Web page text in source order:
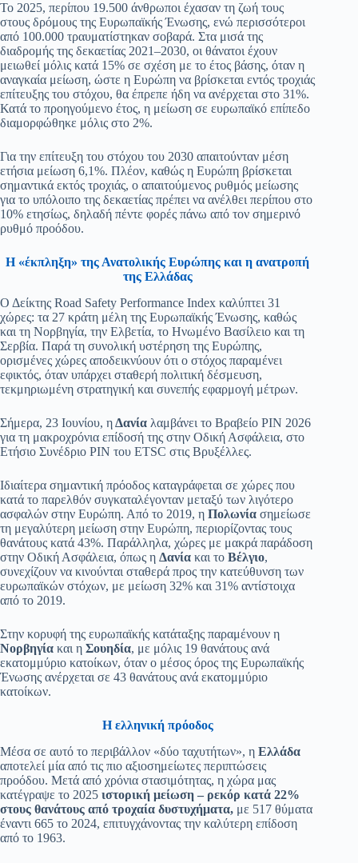
Το 2025, περίπου 19.500 άνθρωποι έχασαν τη ζωή τους
στους δρόμους της Ευρωπαϊκής Ένωσης, ενώ περισσότεροι
από 100.000 τραυματίστηκαν σοβαρά. Στα μισά της
διαδρομής της δεκαετίας 2021–2030, οι θάνατοι έχουν
μειωθεί μόλις κατά 15% σε σχέση με το έτος βάσης, όταν η
αναγκαία μείωση, ώστε η Ευρώπη να βρίσκεται εντός τροχιάς
επίτευξης του στόχου, θα έπρεπε ήδη να ανέρχεται στο 31%.
Κατά το προηγούμενο έτος, η μείωση σε ευρωπαϊκό επίπεδο
διαμορφώθηκε μόλις στο 2%.
Για την επίτευξη του στόχου του 2030 απαιτούνταν μέση
ετήσια μείωση 6,1%. Πλέον, καθώς η Ευρώπη βρίσκεται
σημαντικά εκτός τροχιάς, ο απαιτούμενος ρυθμός μείωσης
για το υπόλοιπο της δεκαετίας πρέπει να ανέλθει περίπου στο
10% ετησίως, δηλαδή πέντε φορές πάνω από τον σημερινό
ρυθμό προόδου.
Η «έκπληξη» της Ανατολικής Ευρώπης και η ανατροπή
της Ελλάδας
Ο Δείκτης Road Safety Performance Index καλύπτει 31
χώρες: τα 27 κράτη μέλη της Ευρωπαϊκής Ένωσης, καθώς
και τη Νορβηγία, την Ελβετία, το Ηνωμένο Βασίλειο και τη
Σερβία. Παρά τη συνολική υστέρηση της Ευρώπης,
ορισμένες χώρες αποδεικνύουν ότι ο στόχος παραμένει
εφικτός, όταν υπάρχει σταθερή πολιτική δέσμευση,
τεκμηριωμένη στρατηγική και συνεπής εφαρμογή μέτρων.
Σήμερα, 23 Ιουνίου, ηΔανία λαμβάνει το Βραβείο PIN 2026
για τη μακροχρόνια επίδοσή της στην Οδική Ασφάλεια, στο
Ετήσιο Συνέδριο PIN του ETSC στις Βρυξέλλες.
Ιδιαίτερα σημαντική πρόοδος καταγράφεται σε χώρες που
κατά το παρελθόν συγκαταλέγονταν μεταξύ των λιγότερο
ασφαλών στην Ευρώπη. Από το 2019, η Πολωνία σημείωσε
τη μεγαλύτερη μείωση στην Ευρώπη, περιορίζοντας τους
θανάτους κατά 43%. Παράλληλα, χώρες με μακρά παράδοση
στην Οδική Ασφάλεια, όπως η Δανία και το Βέλγιο,
συνεχίζουν να κινούνται σταθερά προς την κατεύθυνση των
ευρωπαϊκών στόχων, με μείωση 32% και 31% αντίστοιχα
από το 2019.
Στην κορυφή της ευρωπαϊκής κατάταξης παραμένουν η
Νορβηγία και η Σουηδία, με μόλις 19 θανάτους ανά
εκατομμύριο κατοίκων, όταν ο μέσος όρος της Ευρωπαϊκής
Ένωσης ανέρχεται σε 43 θανάτους ανά εκατομμύριο
κατοίκων.
Η ελληνική πρόοδος
Μέσα σε αυτό το περιβάλλον «δύο ταχυτήτων», η Ελλάδα
αποτελεί μία από τις πιο αξιοσημείωτες περιπτώσεις
προόδου. Μετά από χρόνια στασιμότητας, η χώρα μας
κατέγραψε το 2025 ιστορική μείωση – ρεκόρ κατά 22%
στους θανάτους από τροχαία δυστυχήματα, με 517 θύματα
έναντι 665 το 2024, επιτυγχάνοντας την καλύτερη επίδοση
από το 1963.